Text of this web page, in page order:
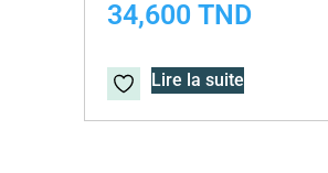
34,600TND
Lire la suite